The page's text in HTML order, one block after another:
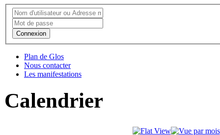
Connexion
Plan de Glos
Nous contacter
Les manifestations
Calendrier